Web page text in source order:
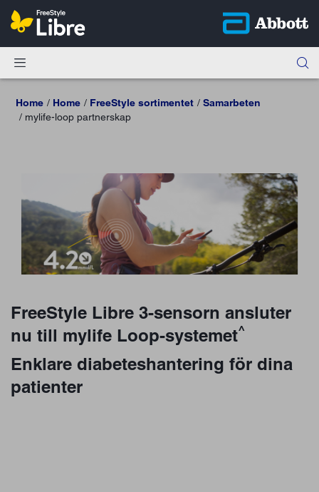
Home Home FreeStyle sortimentet
Samarbeten
mylife-loop partnerskap
FreeStyle Libre 3-sensorn ansluter
nu till mylife Loop-systemet^
Enklare diabeteshantering för dina
patienter